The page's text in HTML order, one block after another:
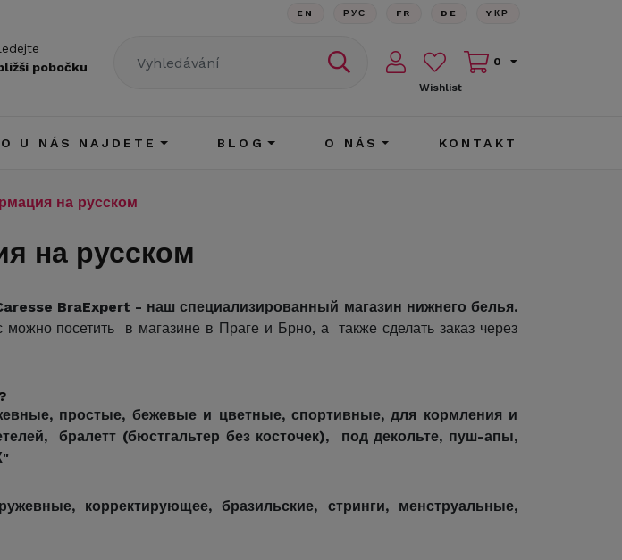
pobočku
EN РУС FR DE YКР
Wishlist
0
U NÁS NAJDETE BLOG O NÁS KONTAKT
на русском
на русском
BraExpert - наш специализированный магазин нижнего белья.
посетить в магазине в Праге и Брно, а также сделать заказ через
простые, бежевые и цветные, спортивные, для кормления и
бралетт (бюстгальтер без косточек), под декольте, пуш-апы,
корректирующее, бразильские, стринги, менструальные,